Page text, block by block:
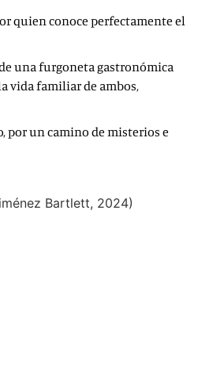
quien conoce perfectamente el
una furgoneta gastronómica
vida familiar de ambos,
por un camino de misterios e